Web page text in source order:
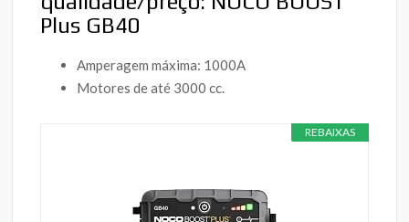
Plus GB40
Amperagem máxima: 1000A
Motores de até 3000 cc.
REBAIXAS